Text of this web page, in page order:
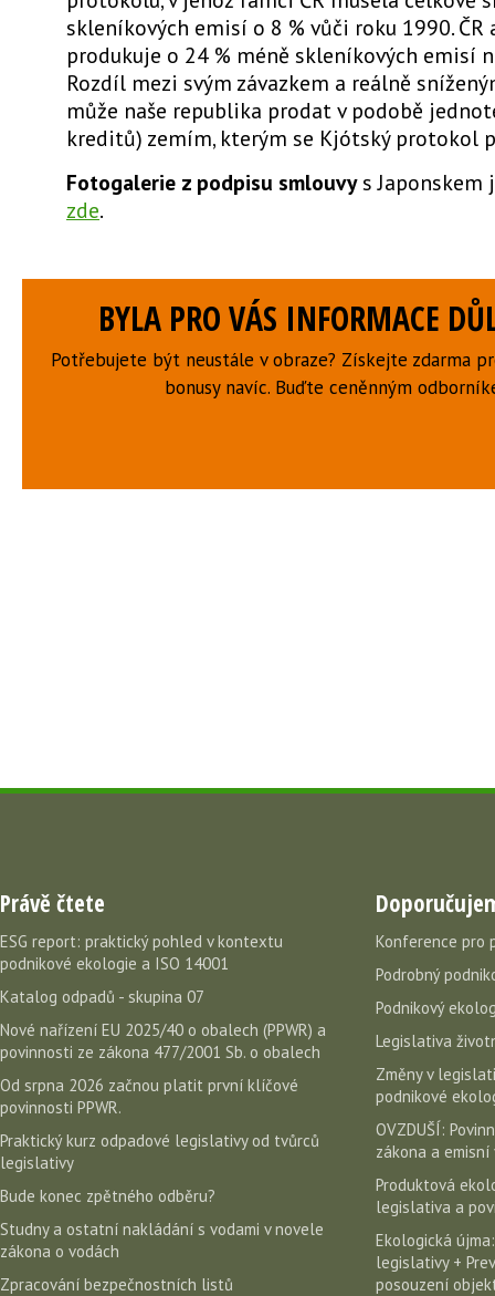
skleníkových emisí o 8 % vůči roku 1990. ČR
produkuje o 24 % méně skleníkových emisí
Rozdíl mezi svým závazkem a reálně
může naše republika prodat v podobě
kreditů) zemím, kterým se Kjótský protokol
Fotogalerie z podpisu smlouvys Japonskem
zde.
BYLA PRO VÁS INFORMACE
Potřebujete být neustále v obraze? Získejte zdarma
bonusy navíc. Buďte ceněnným
Právě čtete
ESG report: praktický pohled v kontextu
podnikové ekologie a ISO 14001
Katalog odpadů - skupina 07
Nové nařízení EU 2025/40 o obalech (PPWR) a
povinnosti ze zákona 477/2001 Sb. o obalech
Od srpna 2026 začnou platit první klíčové
povinnosti PPWR.
Praktický kurz odpadové legislativy od tvůrců
legislativy
Bude konec zpětného odběru?
Studny a ostatní nakládání s vodami v novele
zákona o vodách
Zpracování bezpečnostních listů
Konference pro
Podrobný
Podnikový
Legislativa
Změny v
podnikové
OVZDUŠÍ:
zákona a emisní
Produktová
legislativa a
Ekologická
legislativy +
posouzení